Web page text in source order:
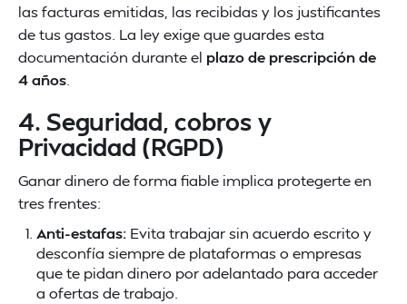
las facturas emitidas, las recibidas y los justificantes
de tus gastos. La ley exige que guardes esta
documentación durante el plazo de prescripción de
4 años
4. Seguridad, cobros y
Privacidad (RGPD)
Ganar dinero de forma fiable implica protegerte en
tres frentes:
Anti-estafas: Evita trabajar sin acuerdo escrito y
desconfía siempre de plataformas o empresas
que te pidan dinero por adelantado para acceder
a ofertas de trabajo.